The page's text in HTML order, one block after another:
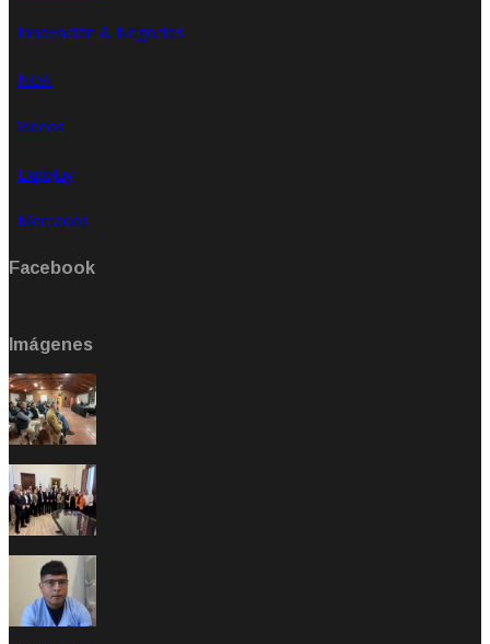
Innovación & Negocios
NOA
Videos
ExpoJuy
Mercados
Facebook
Imágenes